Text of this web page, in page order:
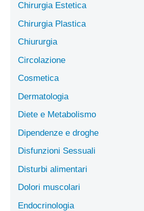
Chirurgia Estetica
Chirurgia Plastica
Chiururgia
Circolazione
Cosmetica
Dermatologia
Diete e Metabolismo
Dipendenze e droghe
Disfunzioni Sessuali
Disturbi alimentari
Dolori muscolari
Endocrinologia